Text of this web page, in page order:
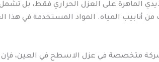
الماهرة على العزل الحراري فقط، بل
من أنابيب المياه. المواد المستخدمة في
متخصصة في عزل الاسطح في العين، فإن